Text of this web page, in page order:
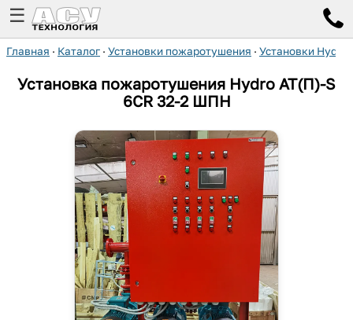
☰
Главная · Каталог · Установки пожаротушения · Установки
Установка пожаротушения Hydro AT(П)-S
6CR 32-2 ШПН